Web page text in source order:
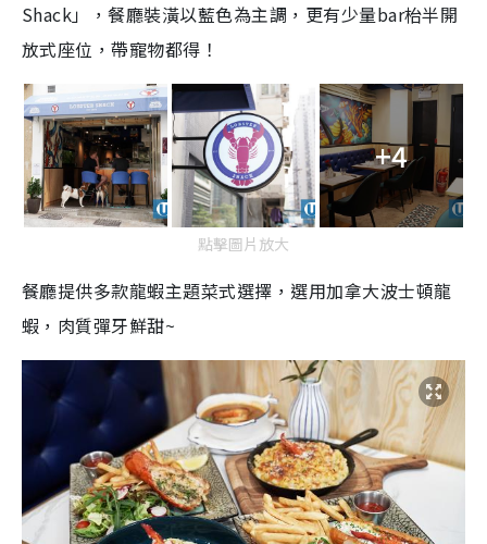
Shack」，餐廳裝潢以藍色為主調，更有少量bar枱半開
放式座位，帶寵物都得！
+4
點擊圖片放大
餐廳提供多款龍蝦主題菜式選擇，選用加拿大波士頓龍
蝦，肉質彈牙鮮甜~